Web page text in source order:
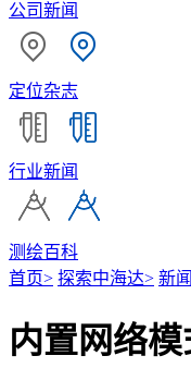
公司新闻
定位杂志
行业新闻
测绘百科
首页> 探索中海达> 新
内置网络模